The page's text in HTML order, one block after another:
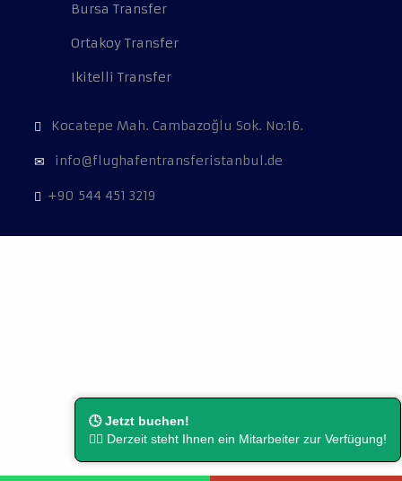
🕓 Jetzt buchen!
👨‍⚖️ Derzeit steht Ihnen ein Mitarbeiter zur Verfügung!
Bursa Transfer
Ortakoy Transfer
Ikitelli Transfer
Kocatepe Mah. Cambazoğlu Sok. No:16.
info@flughafentransferistanbul.de
+90 544 451 3219